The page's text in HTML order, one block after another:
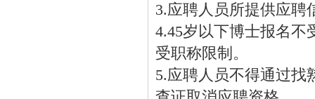
3.应聘人员所提供应聘
4.45岁以下博士报名
受职称限制。
5.应聘人员不得通过找